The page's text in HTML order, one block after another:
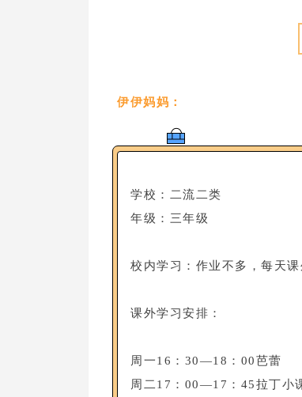
伊伊妈妈：
学校：二流二类
年级：三年级
校内学习：作业不多，每天
课外学习安排：
周一16：30—18：00芭蕾
周二17：00—17：45拉丁小